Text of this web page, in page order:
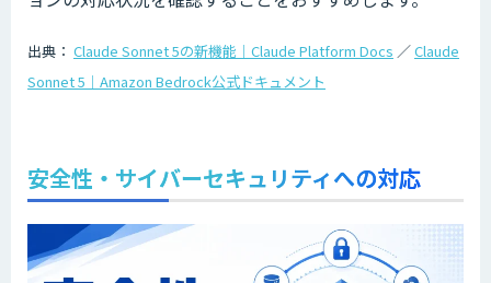
出典： Claude Sonnet 5の新機能｜Claude Platform Docs ／Claude
Sonnet 5｜Amazon Bedrock公式ドキュメント
安全性・サイバーセキュリティへの対応